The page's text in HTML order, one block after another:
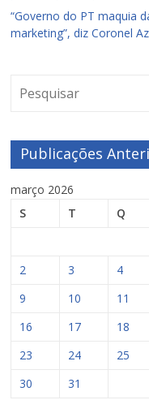
“Governo do PT maquia
marketing”, diz Coronel
Publicações
março 2026
S
T Q
2
3 4
9
10 11
16
17 18
23
24 25
30
31